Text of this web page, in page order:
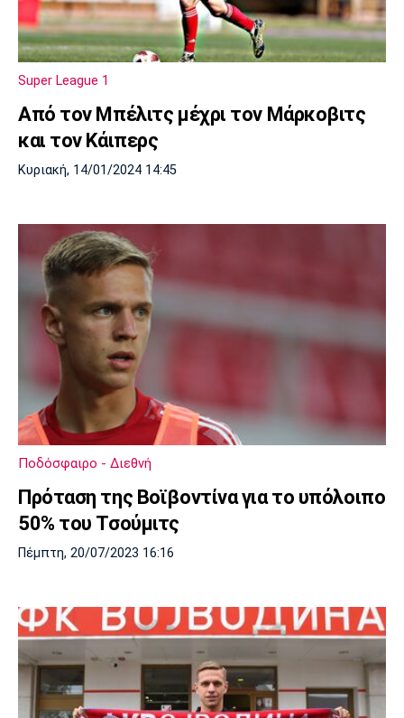
Πολιτισμός
Τραγούδια
Cine Spot
Running
Media
Παρασκήνιο
Πρόγραμμα TV
Ιωνικός
Μάντσεστερ
Γιουνάιτεντ
Άρσεναλ
Λίβερπουλ
Μάντσεστερ
Σίτι
Γιουβέντους
Ίντερ
Μπορούσια
Ντόρτμουντ
Παρί Σεν
Ζερμέν
Μαρσέιγ
Super League 1
Από τον Μπέλιτς μέχρι τον Μάρκοβιτς
και τον Κάιπερς
Κυριακή, 14/01/2024 14:45
Ποδόσφαιρο - Διεθνή
Πρόταση της Βοϊβοντίνα για το υπόλοιπο
50% του Τσούμιτς
Πέμπτη, 20/07/2023 16:16